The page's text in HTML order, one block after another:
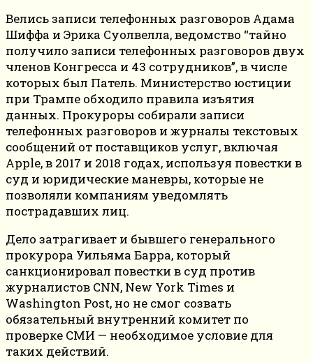
Велись записи телефонных разговоров Адама
Шиффа и Эрика Суолвелла, ведомство “тайно
получило записи телефонных разговоров двух
членов Конгресса и 43 сотрудников”, в числе
которых был Патель. Министерство юстиции
при Трампе обходило правила изъятия
данных. Прокуроры собирали записи
телефонных разговоров и журналы текстовых
сообщений от поставщиков услуг, включая
Apple, в 2017 и 2018 годах, используя повестки в
суд и юридические маневры, которые не
позволяли компаниям уведомлять
пострадавших лиц.
Дело затрагивает и бывшего генерального
прокурора Уильяма Барра, который
санкционировал повестки в суд против
журналистов CNN, New York Times и
Washington Post, но не смог созвать
обязательный внутренний комитет по
проверке СМИ — необходимое условие для
таких действий.